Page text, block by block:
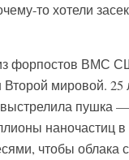
то хотели
форпостов ВМС
мировой.
пушка —
наночастиц
чтобы облака